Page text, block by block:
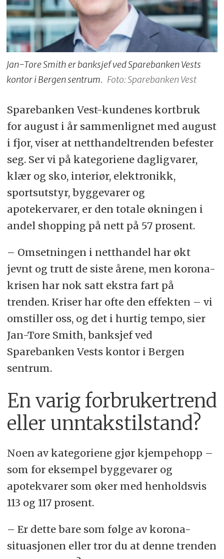
Jan-Tore Smith er banksjef ved Sparebanken Vests
kontor i Bergen sentrum. Foto: Sparebanken Vest
Sparebanken Vest-kundenes kortbruk
for august i år sammenlignet med august
i fjor, viser at netthandeltrenden befester
seg. Ser vi på kategoriene dagligvarer,
klær og sko, interiør, elektronikk,
sportsutstyr, byggevarer og
apotekervarer, er den totale økningen i
andel shopping på nett på 57 prosent.
– Omsetningen i netthandel har økt
jevnt og trutt de siste årene, men korona-
krisen har nok satt ekstra fart på
trenden. Kriser har ofte den effekten – vi
omstiller oss, og det i hurtig tempo, sier
Jan-Tore Smith, banksjef ved
Sparebanken Vests kontor i Bergen
sentrum.
En varig forbrukertrend
eller unntakstilstand?
Noen av kategoriene gjør kjempehopp –
som for eksempel byggevarer og
apotekvarer som øker med henholdsvis
113 og 117 prosent.
– Er dette bare som følge av korona-
situasjonen eller tror du at denne trenden